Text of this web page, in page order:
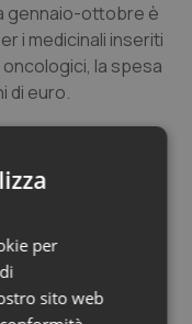
Collo
gennaio-ottobre è
i medicinali inseriti
la spesa
di euro.
per
sito web